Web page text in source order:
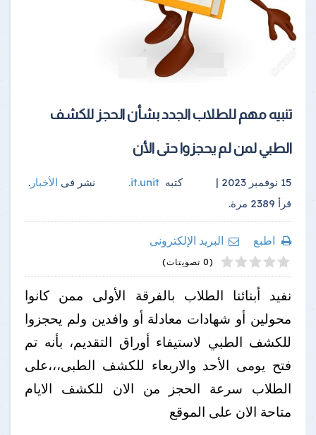
تنبيه مهم للطلاب الجدد بشأن الحجز للكشف
الطبي لمن لم يحجزوا حتى الأن
15 نوفمبر 2023 | كتبه it.unit
. نشر فى الأخبار .
قرأ 2389 مرة.
اطبع
البريد الإلكترونى
1
2
3
4
5 (0 تصويتات)
نفيد أبنائنا الطلاب بالفرقة الأولى ممن كانوا
محولين أو شهادات معادلة أو وافدين ولم يحجزوا
للكشف الطبي لاستيفاء أوراق التقديم، بأنه تم
فتح يومى الأحد والاربعاء للكشف الطبى،،،على
الطلاب سرعة الحجز من الان للكشف الايام
متاحة الان على الموقع